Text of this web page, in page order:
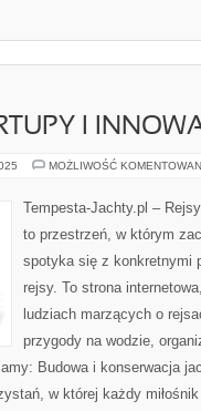
I
MOŻLIWOŚĆ
Tempesta-Jachty.pl –
to przestrzeń, w którym
spotyka się z konkretnymi
rejsy. To strona
ludziach marzących o
przygody na wodzie,
Budowa i konserwacja
w której każdy